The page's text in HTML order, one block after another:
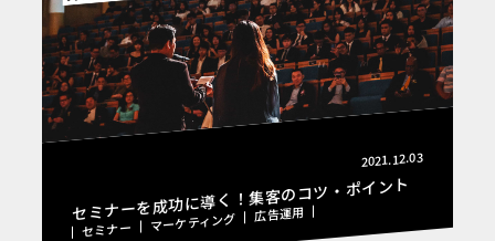
2021.12.03
セミナーを成功に導く！集客のコツ・ポイント
セミナー マーケティング 広告運用